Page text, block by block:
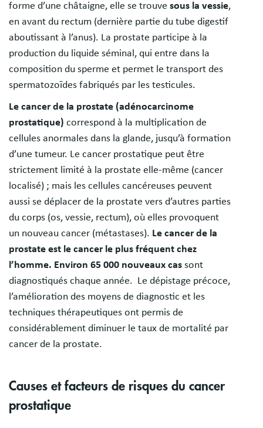
forme d’une châtaigne, elle se trouve sous la vessie,
en avant du rectum (dernière partie du tube digestif
aboutissant à l’anus). La prostate participe à la
production du liquide séminal, qui entre dans la
composition du sperme et permet le transport des
spermatozoïdes fabriqués par les testicules.
Le cancer de la prostate (adénocarcinome
prostatique) correspond à la multiplication de
cellules anormales dans la glande, jusqu’à formation
d’une tumeur. Le cancer prostatique peut être
strictement limité à la prostate elle-même (cancer
localisé) ; mais les cellules cancéreuses peuvent
aussi se déplacer de la prostate vers d’autres parties
du corps (os, vessie, rectum), où elles provoquent
un nouveau cancer (métastases). Le cancer de la
prostate est le cancer le plus fréquent chez
l’homme. Environ 65 000 nouveaux cas sont
diagnostiqués chaque année. Le dépistage précoce,
l’amélioration des moyens de diagnostic et les
techniques thérapeutiques ont permis de
considérablement diminuer le taux de mortalité par
cancer de la prostate.
Causes et facteurs de risques du cancer
prostatique